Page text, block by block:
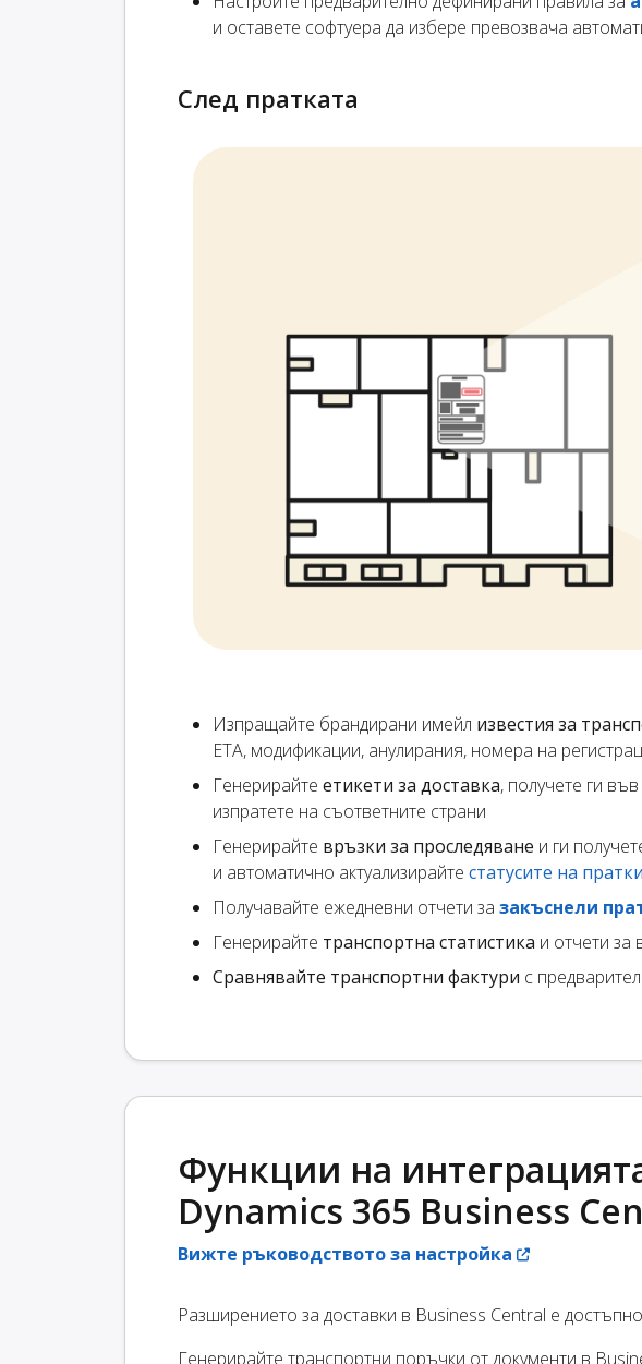
и оставете софтуера да избере превозвача
След пратката
Изпращайте брандирани имейл известия за
ETA, модификации, анулирания, номера на
Генерирайте етикети за доставка, получете ги
изпратете на съответните страни
Генерирайте връзки за проследяване и ги
и автоматично актуализирайте статусите на
Получавайте ежедневни отчети за закъснели
Генерирайте транспортна статистика и отчети за
Сравнявайте транспортни фактури с
Функции на
Dynamics 365 Business
Вижте ръководството за настройка
Разширението за доставки в Business Central е
Генерирайте транспортни поръчки от документи в